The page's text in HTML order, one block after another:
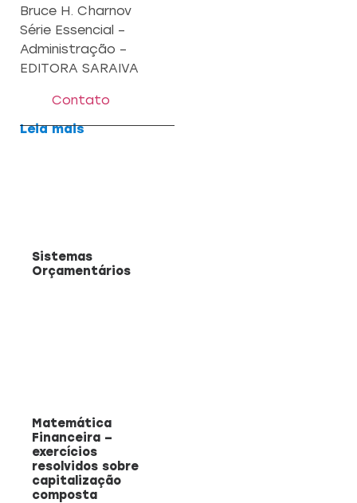
Bruce H. Charnov
Série Essencial –
Administração –
EDITORA SARAIVA
Contato
Leia mais
Sistemas
Orçamentários
Matemática
Financeira –
exercícios
resolvidos sobre
capitalização
composta